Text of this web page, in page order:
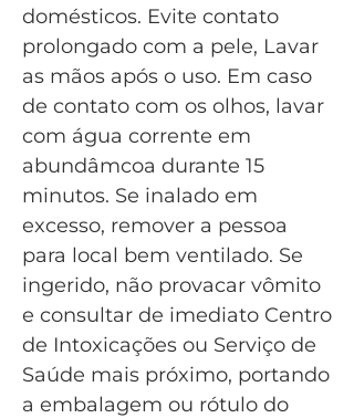
domésticos. Evite contato
prolongado com a pele, Lavar
as mãos após o uso. Em caso
de contato com os olhos, lavar
com água corrente em
abundâmcoa durante 15
minutos. Se inalado em
excesso, remover a pessoa
para local bem ventilado. Se
ingerido, não provacar vômito
e consultar de imediato Centro
de Intoxicações ou Serviço de
Saúde mais próximo, portando
a embalagem ou rótulo do